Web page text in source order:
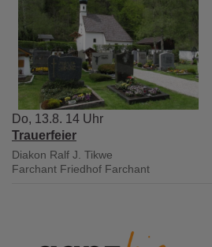
Do, 13.8. 14 Uhr
Trauerfeier
Diakon Ralf J. Tikwe
Farchant Friedhof Farchant